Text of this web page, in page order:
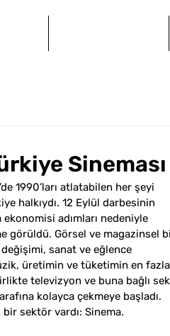
Sineması
1990’ları atlatabilen her şeyi
halkıydı. 12 Eylül darbesinin
adımları nedeniyle
görüldü. Görsel ve magazinsel
sanat ve eğlence
üretimin ve tüketimin en fazla
televizyon ve buna bağlı
kolayca çekmeye başladı.
sektör vardı: Sinema.